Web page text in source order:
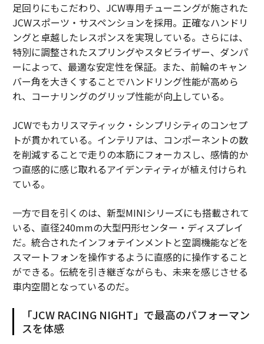
足回りにもこだわり、JCW専用チューニングが施された
JCWスポーツ・サスペンションを採用。正確なハンドリ
ングと卓越したレスポンスを実現している。さらには、
特別に調整されたスプリングやスタビライザー、ダンパ
ーによって、最適な安定性を保証。また、前輪のキャン
バー角を大きくすることでハンドリング性能が高めら
れ、コーナリングのグリップ性能が向上している。
JCWでもカリスマティック・シンプリシティのコンセプ
トが貫かれている。インテリアは、コンポーネントの数
を削減することで走りの本筋にフォーカスし、感情的か
つ直感的に感じ取れるアイデンティティが植え付けられ
ている。
一方で目を引くのは、新型MINIシリーズにも搭載されて
いる、直径240mmの大型円形センター・ディスプレイ
だ。統合されたインフォテインメントと空調機能などを
スマートフォンを操作するように直感的に操作すること
ができる。伝統を引き継ぎながらも、未来を感じさせる
車内空間となっているのだ。
「JCW RACING NIGHT」で最高のパフォーマン
スを体感